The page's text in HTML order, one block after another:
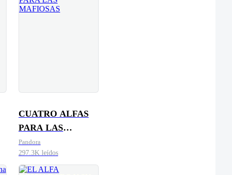
CUATRO ALFAS
PARA LAS
MAFIOSAS
Pandora
297.3K leídos